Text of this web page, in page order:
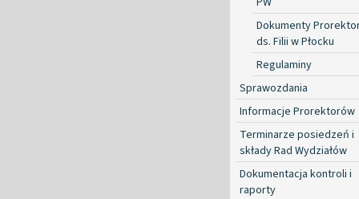
Dokumenty
ds. Filii w Płocku
Regulaminy
Sprawozdania
Informacje Prorektorów
Terminarze posiedzeń i
składy Rad Wydziałów
Dokumentacja kontroli i
raporty